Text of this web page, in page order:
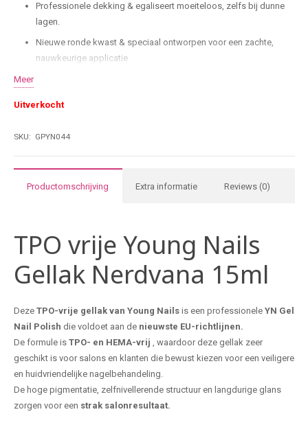
Professionele dekking & egaliseert moeiteloos, zelfs bij dunne
lagen.
Nieuwe ronde kwast & speciaal ontworpen voor een zachte,
nauwkeurige applicatie
15 ml salonformaat & ideaal voor intensief gebruik in
Meer
Uitverkocht
SKU: GPYN044
Productomschrijving Extra informatie Reviews (0)
TPO vrije Young Nails
Gellak Nerdvana 15ml
Deze TPO-vrije gellak van Young Nailsis een professionele YN Gel
Nail Polish die voldoet aan de nieuwste EU-richtlijnen.
De formule is TPO- en HEMA-vrij , waardoor deze gellak zeer
geschikt is voor salons en klanten die bewust kiezen voor een veiligere
en huidvriendelijke nagelbehandeling.
De hoge pigmentatie, zelfnivellerende structuur en langdurige glans
zorgen voor een strak salonresultaat.